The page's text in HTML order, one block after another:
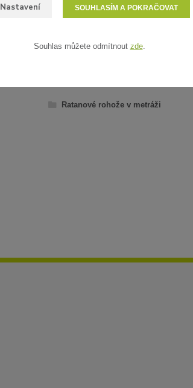
Ratanové rohože v metráži
Nastavení SOUHLASÍM A POKRAČOVAT
Souhlas můžete odmítnout zde.